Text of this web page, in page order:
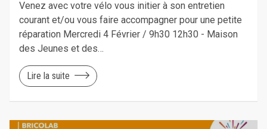
Venez avec votre vélo vous initier à son entretien
courant et/ou vous faire accompagner pour une petite
réparation Mercredi 4 Février / 9h30 12h30 - Maison
des Jeunes et des…
Lire la suite